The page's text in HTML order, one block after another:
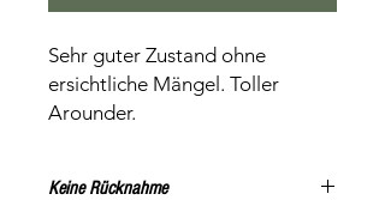
Sehr guter Zustand ohne
ersichtliche Mängel. Toller
Arounder.
Keine Rücknahme